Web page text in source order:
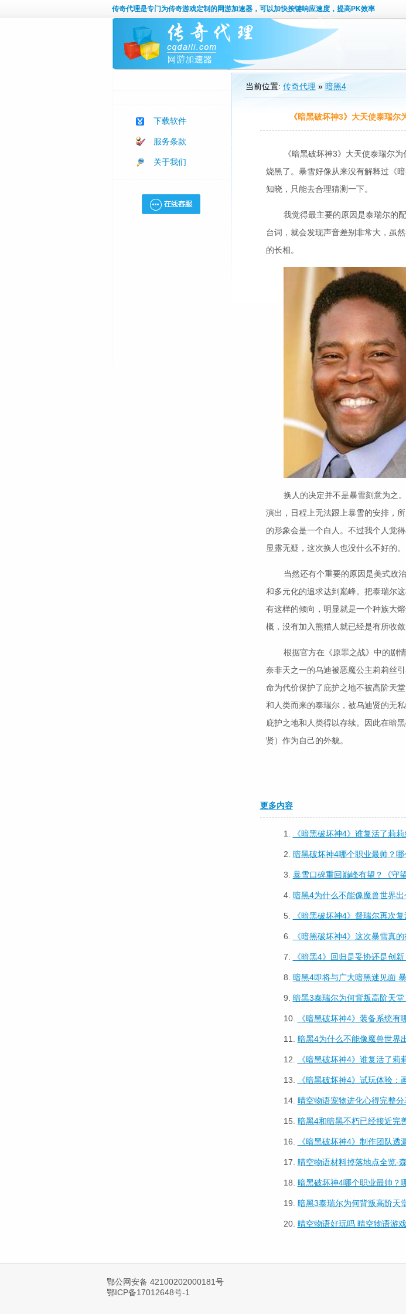
传奇代理是专门为传奇游戏定制的网游加速器，可以加快按键响应速度，提高PK效率
下载软件
服务条款
关于我们
当前位置: 传奇代理 » 暗黑4
《暗黑破坏神3》大天使泰瑞
《暗黑破坏神3》大天使泰瑞尔
烧黑了。暴雪好像从来没有解释过《
知晓，只能去合理猜测一下。
我觉得最主要的原因是泰瑞尔的
台词，就会发现声音差别非常大，虽
的长相。
换人的决定并不是暴雪刻意为之
演出，日程上无法跟上暴雪的安排，
的形象会是一个白人。不过我个人觉
显露无疑，这次换人也没什么不好的。
当然还有个重要的原因是美式政
和多元化的追求达到巅峰。把泰瑞尔
有这样的倾向，明显就是一个种族大
概，没有加入熊猫人就已经是有所收敛
根据官方在《原罪之战》中的剧
奈非天之一的乌迪被恶魔公主莉莉丝
命为代价保护了庇护之地不被高阶天
和人类而来的泰瑞尔，被乌迪贤的无
庇护之地和人类得以存续。因此在暗
贤）作为自己的外貌。
更多内容
1. 《暗黑破坏神4》谁复活了莉
2. 暗黑破坏神4哪个职业最帅？
3. 暴雪口碑重回巅峰有望？《守
4. 暗黑4为什么不能像魔兽世界
5. 《暗黑破坏神4》督瑞尔再次
6. 《暗黑破坏神4》这次暴雪真
7. 《暗黑4》回归是妥协还是创
8. 暗黑4即将与广大暗黑迷见面
9. 暗黑3泰瑞尔为何背叛高阶天
10. 《暗黑破坏神4》装备系统有
11. 暗黑4为什么不能像魔兽世界
12. 《暗黑破坏神4》谁复活了莉
13. 《暗黑破坏神4》试玩体验：
14. 晴空物语宠物进化心得完整分
15. 暗黑4和暗黑不朽已经接近完
16. 《暗黑破坏神4》制作团队
17. 晴空物语材料掉落地点全览-
18. 暗黑破坏神4哪个职业最帅？
19. 暗黑3泰瑞尔为何背叛高阶天
20. 晴空物语好玩吗 晴空物语游
鄂公网安备 42100202000181号
鄂ICP备17012648号-1